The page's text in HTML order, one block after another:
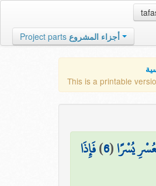
Project parts أجزاء المشروع
This is a printable
يُسْرًا(
6
)فَإِذَا